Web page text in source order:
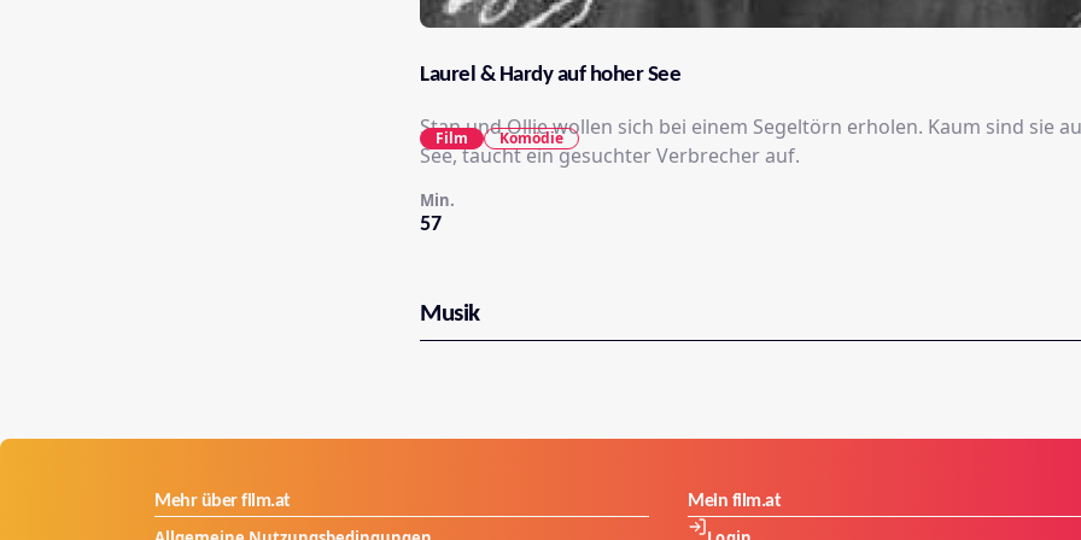
Laurel & Hardy auf hoher See
Stan und Ollie wollen sich bei einem Segeltörn erholen. Kaum sind sie
See, taucht ein gesuchter Verbrecher auf.
57
Min.
Film Komödie
Musik
Mehr über film.at Mein film.at